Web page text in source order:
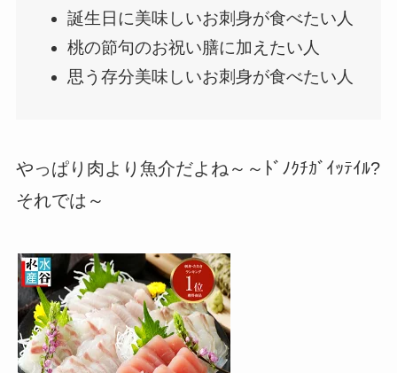
誕生日に美味しいお刺身が食べたい人
桃の節句のお祝い膳に加えたい人
思う存分美味しいお刺身が食べたい人
やっぱり肉より魚介だよね～～ﾄﾞﾉｸﾁｶﾞｲｯﾃｲﾙ?
それでは～